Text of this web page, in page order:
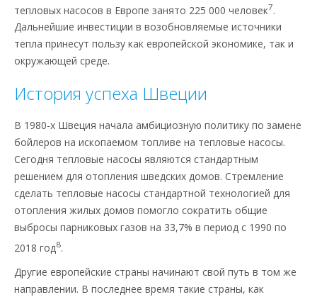
тепловых насосов в Европе занято 225 000 человек7.
Дальнейшие инвестиции в возобновляемые источники
тепла принесут пользу как европейской экономике, так и
окружающей среде.
История успеха Швеции
В 1980-х Швеция начала амбициозную политику по замене
бойлеров на ископаемом топливе на тепловые насосы.
Сегодня тепловые насосы являются стандартным
решением для отопления шведских домов. Стремление
сделать тепловые насосы стандартной технологией для
отопления жилых домов помогло сократить общие
выбросы парниковых газов на 33,7% в период с 1990 по
2018 год8.
Другие европейские страны начинают свой путь в том же
направлении. В последнее время такие страны, как